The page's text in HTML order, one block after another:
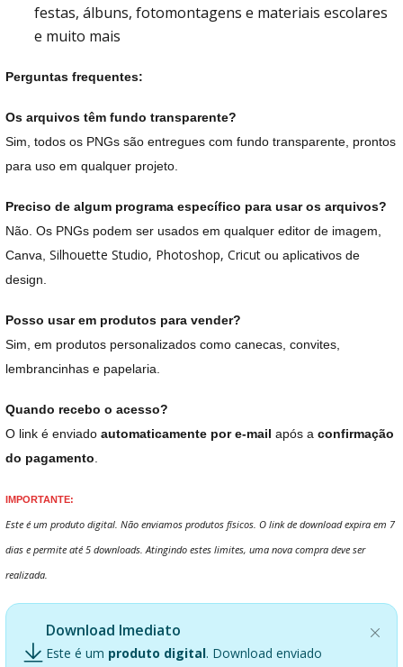
festas, álbuns, fotomontagens e materiais escolares
e muito mais
Perguntas frequentes:
Os arquivos têm fundo transparente?
Sim, todos os PNGs são entregues com fundo transparente, prontos
para uso em qualquer projeto.
Preciso de algum programa específico para usar os arquivos?
Não. Os PNGs podem ser usados em qualquer editor de imagem,
Canva, Silhouette Studio, Photoshop, Cricut ou aplicativos de
design.
Posso usar em produtos para vender?
Sim, em produtos personalizados como canecas, convites,
lembrancinhas e papelaria.
Quando recebo o acesso?
O link é enviado automaticamente por e-mail após a confirmação
do pagamento
IMPORTANTE:
Este é um produto digital. Não enviamos produtos físicos. O link de download expira em 7
dias e permite até 5 downloads. Atingindo estes limites, uma nova compra deve ser
realizada.
Download Imediato
Este é um produto digital. Download enviado